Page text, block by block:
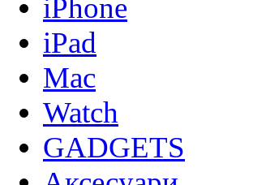
iPhone
iPad
Mac
Watch
GADGETS